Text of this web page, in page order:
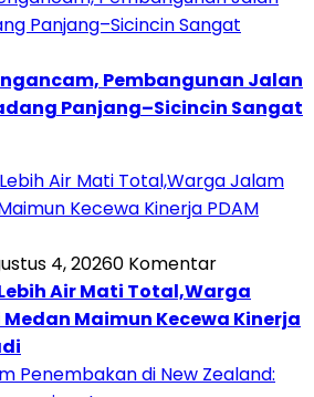
Pembangunan Jalan
Panjang–Sicincin Sangat
4, 20260 Komentar
Air Mati Total,Warga
Maimun Kecewa Kinerja